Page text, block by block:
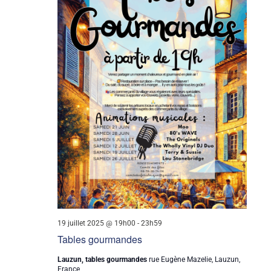
i
o
n
d
e
v
u
e
s
v
Tables gourmandes
19 juillet 2025 @ 19h00 - 23h59
Lauzun, tables gourmandes rue Eugène Mazelie, Lauzun,
France